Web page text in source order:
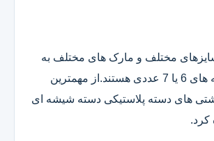
مختلف و مارک های مختلف به
صورت تکی و بسته های 6 یا 7 عددی هستند.از مهمترین
گوشتی های دسته پلاستیکی دسته شیشه ای
کرد.